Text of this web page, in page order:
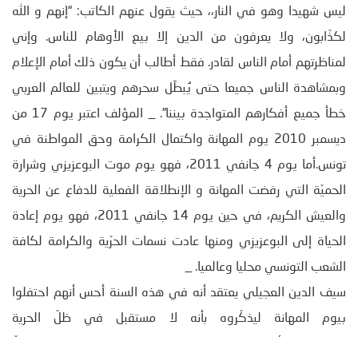
ليس شهيدا وهو في النار،، حيث يقول عنهم الكاتب: “إنهم و الله
لكذّابون، ولا يعرفون من الدين إلا بيع الأوهام للناس. وإني
لمناظرتهم أمام الناس لقادر. فقط أطالب أن يكون ذلك أمام الإعلام
وبمشاهدة الناس جميعا حتى يُبطَل سحرهم ويتبين للعالم العربي
خطأ جميع أفكارهم المتواجدة بيننا”. _ المؤلف اعتبر يوم 17 من
ديسمبر 2010 يوم المهانة واكتمال الكرامة وحق المواطنة في
تونس.أما يوم 4 جانفي 2011، فهو يوم موت البوعزيزي وشرارة
الحميّة التي رفضت المهانة و الإنطلاقة الفعلية للدفاع عن الحرية
والعيش الكريم، في حين يوم 14 جانفي 2011، فهو يوم إعادة
الحياة إلى البوعزيزي ومنها عادت نسمات الحرّية والكرامة لكافة
الشعب التونسي محليا وعالميا. _
سيف الدين العجيلي يعتقد أنه في هذه السنة أحس أنهم احتفلوا
بيوم المهانة ليذكّروه بأنه لا مستقبل في ظلّ الحرية